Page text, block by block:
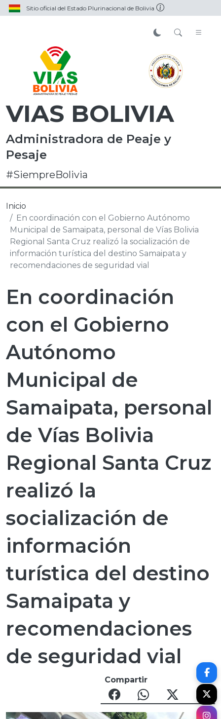
Sitio oficial del Estado Plurinacional de Bolivia
VIAS BOLIVIA
Administradora de Peaje y
Pesaje
#SiempreBolivia
Inicio
En coordinación con el Gobierno Autónomo
Municipal de Samaipata, personal de Vías Bolivia
Regional Santa Cruz realizó la socialización de
información turística del destino Samaipata y
recomendaciones de seguridad vial
En coordinación
con el Gobierno
Autónomo
Municipal de
Samaipata, personal
de Vías Bolivia
Regional Santa Cruz
realizó la
socialización de
información
turística del destino
Samaipata y
recomendaciones
de seguridad vial
Compartir